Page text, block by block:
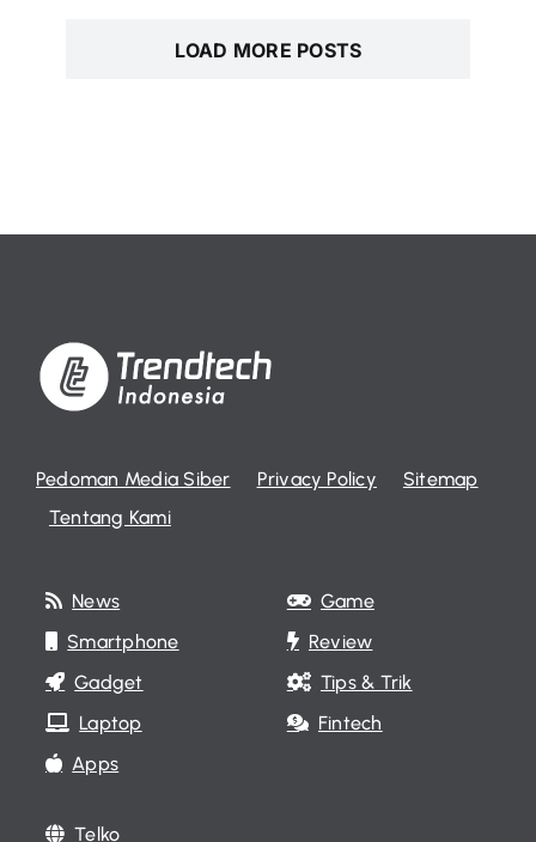
LOAD MORE POSTS
Pedoman Media Siber Privacy Policy
Sitemap
Tentang Kami
News
Smartphone
Gadget
Laptop
Apps
Game
Review
Tips & Trik
Fintech
Telko